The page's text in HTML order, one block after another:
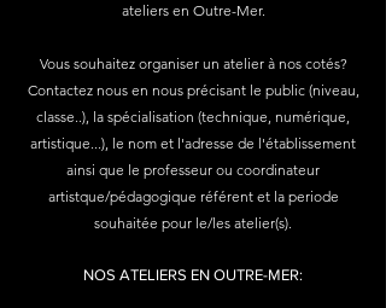
ateliers en Outre-Mer.
Vous souhaitez organiser un atelier à nos cotés?
Contactez nous en nous précisant le public (niveau,
classe..), la spécialisation (technique, numérique,
artistique...), le nom et l'adresse de l'établissement
ainsi que le professeur ou coordinateur
artistque/pédagogique référent et la periode
souhaitée pour le/les atelier(s).
NOS ATELIERS EN OUTRE-MER: